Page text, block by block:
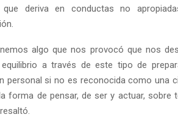
que deriva en conductas no
algo que nos provocó que nos
a través de este tipo de
personal si no es reconocida como una
forma de pensar, de ser y actuar,